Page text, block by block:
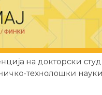
на докторски
технолошки науки